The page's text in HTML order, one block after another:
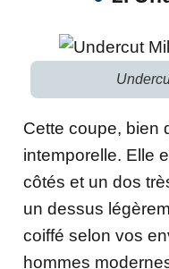
Cette coupe, bien
intemporelle. Elle
côtés et un dos
un dessus
coiffé selon vos
hommes